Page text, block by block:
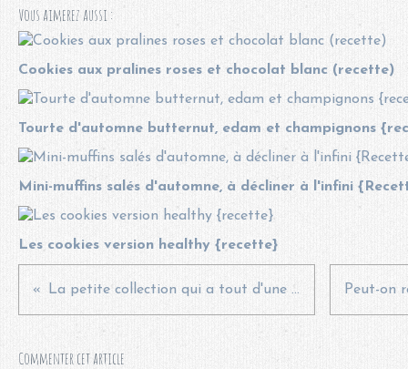
Vous aimerez aussi :
Cookies aux pralines roses et chocolat blanc (recette)
Tourte d'automne butternut, edam et champignons
Mini-muffins salés d'automne, à décliner à l'infini
Les cookies version healthy {recette}
La petite collection qui a tout d'une grande* {CONCOURS CLOS}
Commenter cet article